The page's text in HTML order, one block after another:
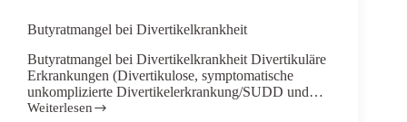
Butyratmangel bei Divertikelkrankheit
Butyratmangel bei Divertikelkrankheit Divertikuläre
Erkrankungen (Divertikulose, symptomatische
unkomplizierte Divertikelerkrankung/SUDD und…
Weiterlesen
Butyratmangel